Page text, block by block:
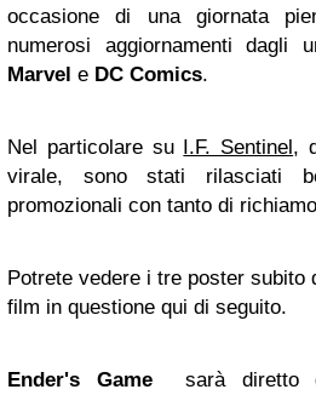
occasione di una giornata
numerosi aggiornamenti dagli
Marvel e DC Comics.
Nel particolare su I.F. Sentinel,
virale, sono stati rilasciati
promozionali con tanto di
Potrete vedere i tre poster subito
film in questione qui di seguito.
Ender's Gamesarà diretto